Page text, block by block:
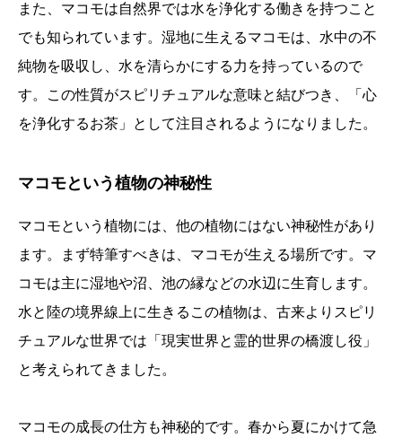
また、マコモは自然界では水を浄化する働きを持つこと
でも知られています。湿地に生えるマコモは、水中の不
純物を吸収し、水を清らかにする力を持っているので
す。この性質がスピリチュアルな意味と結びつき、「心
を浄化するお茶」として注目されるようになりました。
マコモという植物の神秘性
マコモという植物には、他の植物にはない神秘性があり
ます。まず特筆すべきは、マコモが生える場所です。マ
コモは主に湿地や沼、池の縁などの水辺に生育します。
水と陸の境界線上に生きるこの植物は、古来よりスピリ
チュアルな世界では「現実世界と霊的世界の橋渡し役」
と考えられてきました。
マコモの成長の仕方も神秘的です。春から夏にかけて急